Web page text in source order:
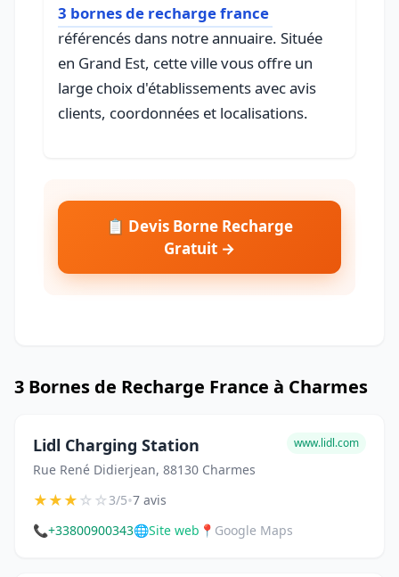
3 bornes de recharge france
référencés dans notre annuaire. Située
en Grand Est, cette ville vous offre un
large choix d'établissements avec avis
clients, coordonnées et localisations.
📋 Devis Borne Recharge
Gratuit →
3 Bornes de Recharge France à Charmes
Lidl Charging Station
Rue René Didierjean, 88130 Charmes
www.lidl.com
★★★☆☆3/5•7 avis
📞+33800900343🌐Site web 📍 Google Maps